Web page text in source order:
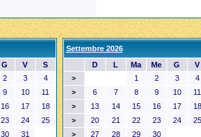
G V S
2 3 4
9 10 11
16 17 18
23 24 25
30 31
Settembre 2026
D
L Ma Me G V
> 1 2 3 4
> 6 7 8 9 10 11
> 13 14 15 16 17 18
> 20 21 22 23 24 25
> 27 28 29 30